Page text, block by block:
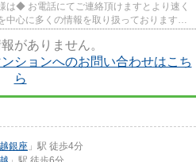
◆ お電話にてご連絡頂けますとより速く
中心に多くの情報を取り扱っております。
がありません。
ションへのお問い合わせはこち
ら
銀座 」駅 徒歩4分